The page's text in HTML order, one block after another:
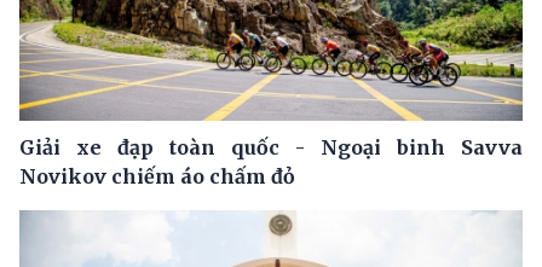
Giải xe đạp toàn quốc - Ngoại binh Savva
Novikov chiếm áo chấm đỏ